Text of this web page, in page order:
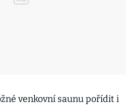
venkovní saunu pořídit i